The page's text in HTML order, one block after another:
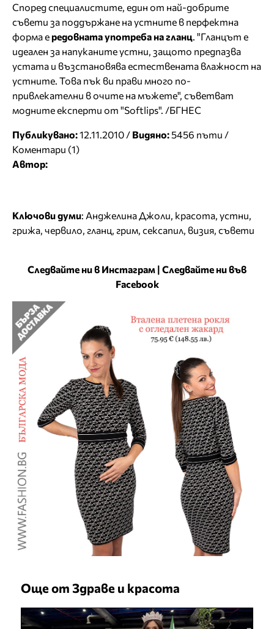
Според специалистите, един от най-добрите
съвети за поддържане на устните в перфектна
форма е редовната употреба на гланц . "Гланцът е
идеален за напуканите устни, защото предпазва
устата и възстановява естествената влажност на
устните. Това пък ви прави много по-
привлекателни в очите на мъжете", съветват
модните експерти от "Softlips". /БГНЕС
Публикувано:12.11.2010 / Видяно: 5456 пъти /
Коментари (1)
Автор:
Ключови думи: Анджелина Джоли красота устни
грижа червило гланц грим сексапил визия съвети
Следвайте ни в Инстаграм | Следвайте ни във
Facebook
Още от Здраве и красота